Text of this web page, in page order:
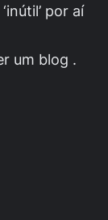
por aí
um blog .